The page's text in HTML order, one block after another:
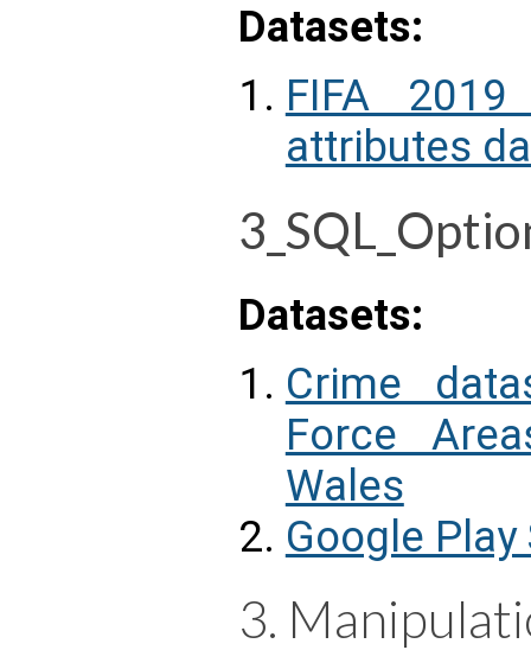
Datasets:
FIFA
attributes
Datasets:
Crime
Force
Wales
Google
3.